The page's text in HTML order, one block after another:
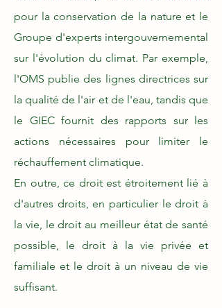
pour la conservation de la nature et le
Groupe d'experts intergouvernemental
sur l'évolution du climat. Par exemple,
l'OMS publie des lignes directrices sur
la qualité de l'air et de l'eau, tandis que
le GIEC fournit des rapports sur les
actions nécessaires pour limiter le
réchauffement climatique.
En outre, ce droit est étroitement lié à
d'autres droits, en particulier le droit à
la vie, le droit au meilleur état de santé
possible, le droit à la vie privée et
familiale et le droit à un niveau de vie
suffisant.